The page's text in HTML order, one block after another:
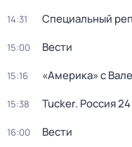
14:31 Специальный
15:00 Вести
15:16 «Америка» с
15:38 Tucker. Россия 24
16:00 Вести